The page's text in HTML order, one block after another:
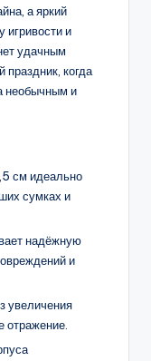
а яркий
игривости и
удачным
когда
необычным и
см идеально
сумках и
надёжную
и
увеличения
отражение.